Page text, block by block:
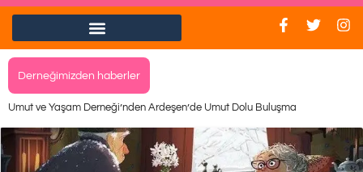
Derneğimizden haberler
Umut ve Yaşam Derneği’nden Ardeşen’de Umut Dolu Buluşma